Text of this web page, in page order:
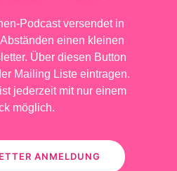
Podcast versendet in
einen kleinen
Über diesen Button
Mailing Liste eintragen.
jederzeit mit nur einem
möglich.
ANMELDUNG